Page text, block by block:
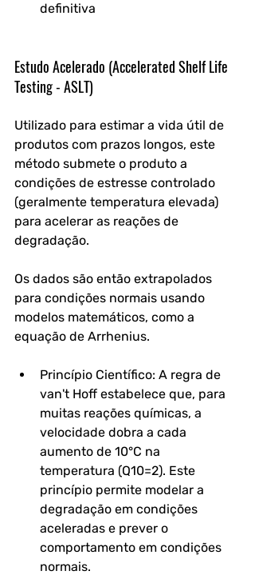
definitiva
Estudo Acelerado (Accelerated Shelf Life
Testing - ASLT)
Utilizado para estimar a vida útil de
produtos com prazos longos, este
método submete o produto a
condições de estresse controlado
(geralmente temperatura elevada)
para acelerar as reações de
degradação.
Os dados são então extrapolados
para condições normais usando
modelos matemáticos, como a
equação de Arrhenius.
Princípio Científico: A regra de
van't Hoff estabelece que, para
muitas reações químicas, a
velocidade dobra a cada
aumento de 10°C na
temperatura (Q10=2). Este
princípio permite modelar a
degradação em condições
aceleradas e prever o
comportamento em condições
normais.